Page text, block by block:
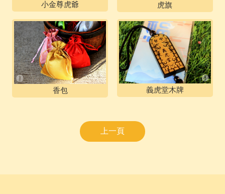
小金尊虎爺 虎旗
香包 義虎堂木牌
上一頁